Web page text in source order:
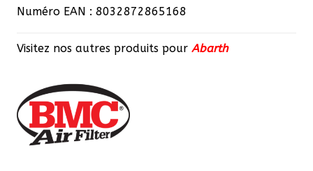
Numéro EAN : 8032872865168
Visitez nos autres produits pour Abarth